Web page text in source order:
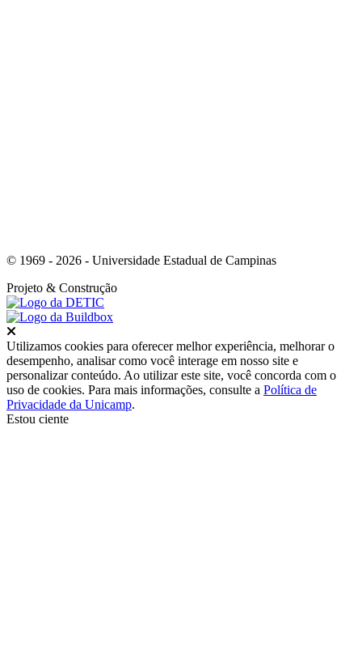
© 1969 - 2026 - Universidade Estadual de Campinas
Projeto & Construção
Utilizamos cookies para oferecer melhor experiência, melhorar o
desempenho, analisar como você interage em nosso site e
personalizar conteúdo. Ao utilizar este site, você concorda com o
uso de cookies. Para mais informações, consulte a Política de
Privacidade da Unicamp.
Estou ciente